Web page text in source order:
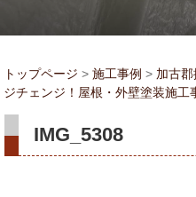
トップページ > 施工事例 > 加古
ジチェンジ！屋根・外壁塗装施工
IMG_5308